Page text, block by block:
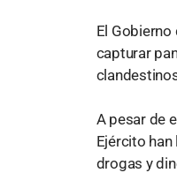
El Gobierno
capturar
A pesar de
Ejército
drogas y